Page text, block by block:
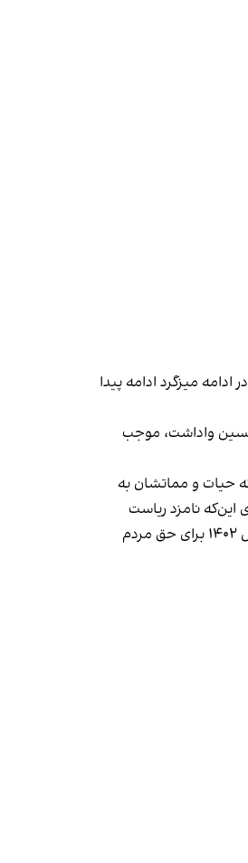
میزگرد ادامه پیدا
واداشت، موجب
حیات و مماتشان به
فاضلی برای شرکت در انتخابات ۱۴۰۲ برای مجلس و یادآوری این‌که نامزد ریاست
جمهوری حتی جرات نکرده در دفاع از حق مشاورش قدمی بردارد، از فاضلی پرسیده «چگونه انتظار داشتید چند نماینده ۴ درصدی برآمده از انتخابات مجلس ۱۴۰۲ برای حق مردم